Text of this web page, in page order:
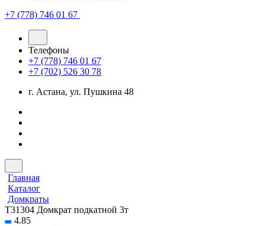
+7 (778) 746 01 67
Телефоны
+7 (778) 746 01 67
+7 (702) 526 30 78
г. Астана, ул. Пушкина 48
Главная
Каталог
Домкраты
T31304 Домкрат подкатной 3т
4.85